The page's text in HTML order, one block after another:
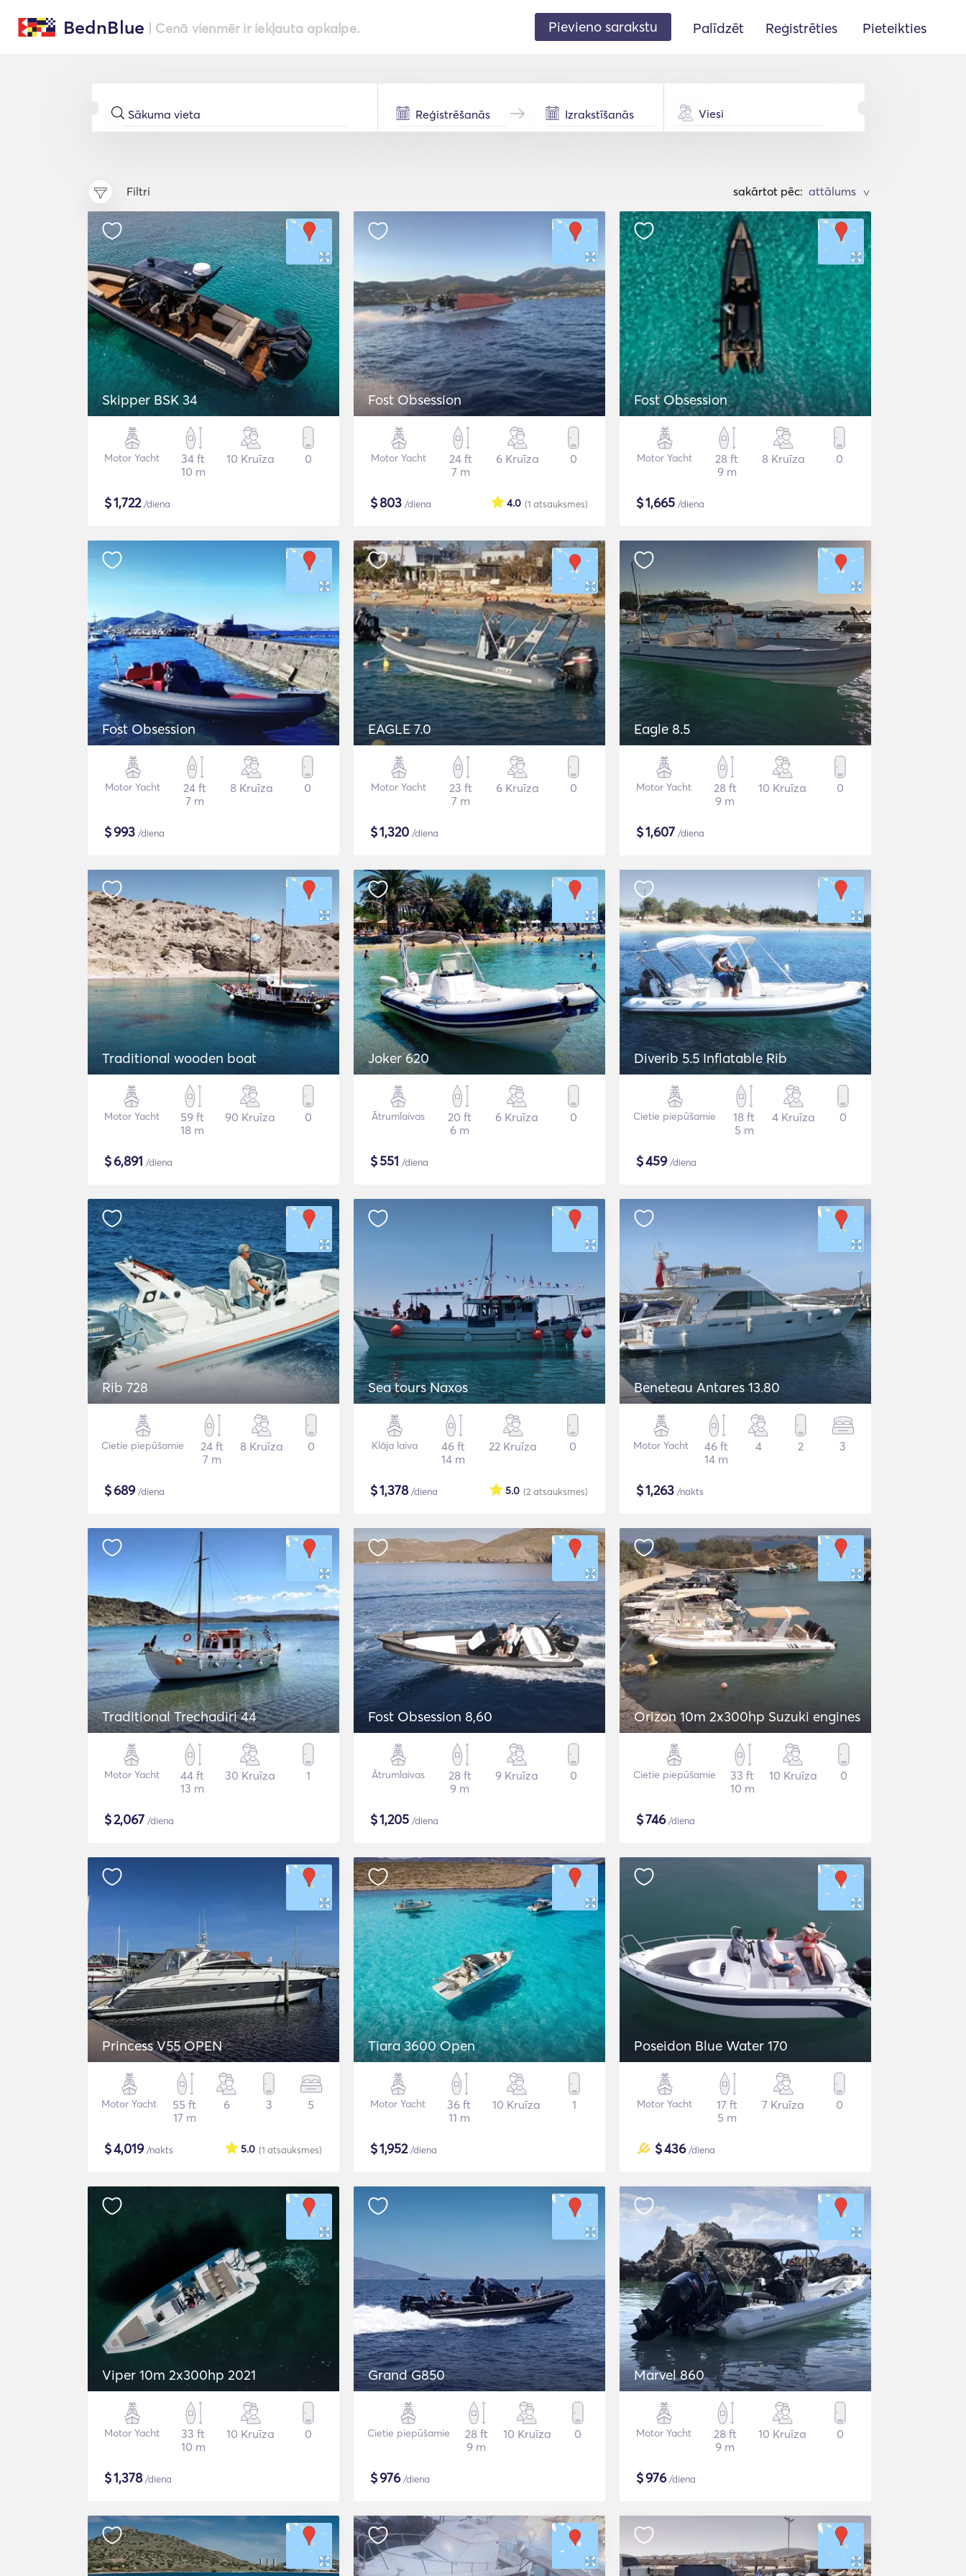
BednBlue | Cenā vienmēr ir iekļauta apkalpe. Pievieno sarakstu Palīdzēt Reģistrēties Pieteikties
Viesi
Filtri sakārtot pēc: >
Skipper BSK 34
Motor Yacht
34 ft
10 m
10 Kruīza 0
$1,722/diena
Fost Obsession
Motor Yacht
24 ft
7 m
6 Kruīza 0
$803 /diena (1 atsauksmes)
4.0
Fost Obsession
Motor Yacht
28 ft
9 m
8 Kruīza 0
$1,665 /diena
Fost Obsession
Motor Yacht
24 ft
7 m
8 Kruīza 0
$993 /diena
EAGLE 7.0
Motor Yacht
23 ft
7 m
6 Kruīza 0
$1,320 /diena
Eagle 8.5
Motor Yacht
28 ft
9 m
10 Kruīza 0
$1,607 /diena
Traditional wooden boat
Motor Yacht
59 ft
18 m
90 Kruīza 0
$6,891 /diena
Joker 620
Ātrumlaivas
20 ft
6 m
6 Kruīza 0
$551 /diena
Diverib 5.5 Inflatable Rib
Cietie piepūšamie
18 ft
5 m
4 Kruīza 0
$459/diena
Rib 728
Cietie piepūšamie
24 ft
7 m
8 Kruīza 0
$689/diena
Sea tours Naxos
Klāja laiva
46 ft
14 m
22 Kruīza 0
$1,378/diena (2 atsauksmes)
5.0
Beneteau Antares 13.80
Motor Yacht
46 ft
14 m
4 2 3
$1,263 /nakts
Traditional Trechadiri 44
Motor Yacht
44 ft
13 m
30 Kruīza 1
$2,067 /diena
Fost Obsession 8,60
Ātrumlaivas
28 ft
9 m
9 Kruīza 0
$1,205 /diena
Orizon 10m 2x300hp Suzuki engines
Cietie piepūšamie
33 ft
10 m
10 Kruīza 0
$746/diena
Princess V55 OPEN
Motor Yacht
55 ft
17 m
6 3 5
$4,019/nakts (1 atsauksmes)
5.0
Tiara 3600 Open
Motor Yacht
36 ft
11 m
10 Kruīza 1
$1,952/diena
Poseidon Blue Water 170
Motor Yacht
17 ft
5 m
7 Kruīza 0
$436/diena
Viper 10m 2x300hp 2021
Motor Yacht
33 ft
10 m
10 Kruīza 0
$1,378/diena
Grand G850
Cietie piepūšamie
28 ft
9 m
10 Kruīza 0
$976/diena
Marvel 860
Motor Yacht
28 ft
9 m
10 Kruīza 0
$976/diena